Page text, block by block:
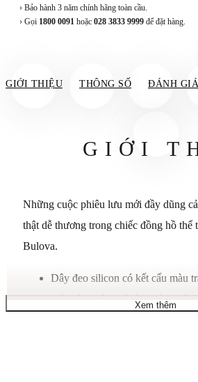
› Bảo hành 3 năm chính hãng toàn cầu.
› Gọi 1800 0091 hoặc 028 3833 9999 để đặt hàng.
GIỚI THIỆU THÔNG SỐ ĐÁNH GIÁ
GIỚI
Những cuộc phiêu lưu mới đầy dũng
thật dễ thương trong chiếc đồng hồ thể
Bulova.
Dây đeo silicon có kết cấu màu
Vỏ thép không gỉ tông vàng
Xem thêm